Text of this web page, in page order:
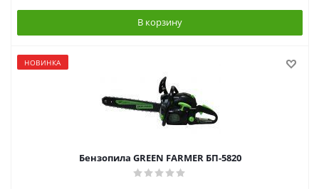
В корзину
НОВИНКА
Бензопила GREEN FARMER БП-5820